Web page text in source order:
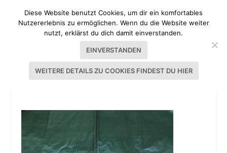
PFLANZKISTE_SELBST_MACHEN_FOLIE_05
Diese Website benutzt Cookies, um dir ein komfortables
Nutzererlebnis zu ermöglichen. Wenn du die Website weiter
nutzt, erklärst du dich damit einverstanden.
EINVERSTANDEN
WEITERE DETAILS ZU COOKIES FINDEST DU HIER